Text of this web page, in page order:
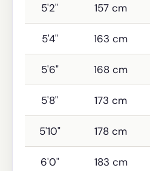
5'2" 157 cm
5'4" 163 cm
5'6" 168 cm
5'8" 173 cm
5'10" 178 cm
6'0" 183 cm